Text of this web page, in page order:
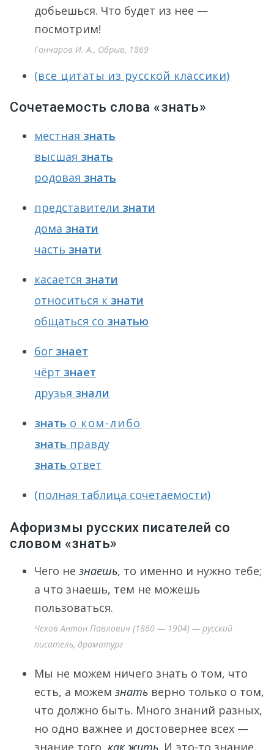
добьешься. Что будет из нее —
посмотрим!
Гончаров И. А., Обрыв, 1869
(все цитаты из русской классики)
Сочетаемость слова «знать»
местная знать
высшая знать
родовая знать
представители знати
дома знати
часть знати
касается знати
относиться к знати
общаться со знатью
бог знает
чёрт знает
друзья знали
знать о ком-либо
знать правду
знать ответ
(полная таблица сочетаемости)
Афоризмы русских писателей со
словом «знать»
Чего не знаешь, то именно и нужно тебе;
а что знаешь, тем не можешь
пользоваться.
Чехов Антон Павлович (1860 — 1904) — русский
писатель, драматург
Мы не можем ничего знать о том, что
есть, а можем знать верно только о том,
что должно быть. Много знаний разных,
но одно важнее и достовернее всех —
знание того, как жить . И это-то знание